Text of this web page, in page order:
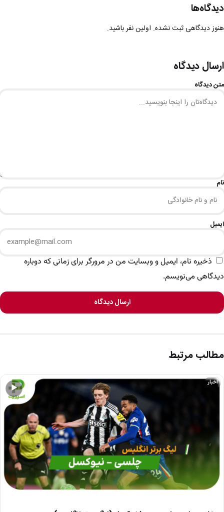
دیدگاه‌ها
هنوز دیدگاهی ثبت نشده. اولین نفر باشید.
ارسال دیدگاه
متن دیدگاه
نام
ایمیل
ذخیره نام، ایمیل و وبسایت من در مرورگر برای زمانی که دوباره
دیدگاهی می‌نویسم.
ارسال دیدگاه
مطالب مرتبط
▶
اخبار